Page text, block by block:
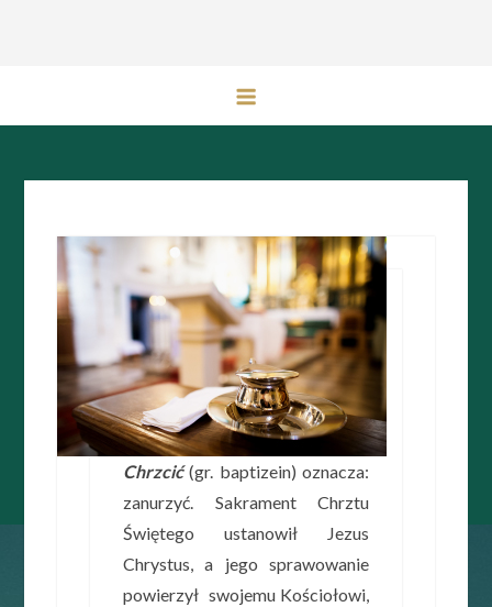
Chrzcić(gr. baptizein) oznacza:
zanurzyć. Sakrament Chrztu
Świętego ustanowił Jezus
Chrystus, a jego sprawowanie
powierzył swojemu Kościołowi,